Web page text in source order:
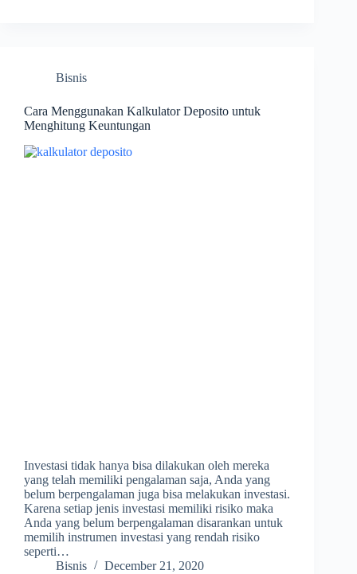
Bisnis
Cara Menggunakan Kalkulator Deposito untuk
Menghitung Keuntungan
Investasi tidak hanya bisa dilakukan oleh mereka
yang telah memiliki pengalaman saja, Anda yang
belum berpengalaman juga bisa melakukan investasi.
Karena setiap jenis investasi memiliki risiko maka
Anda yang belum berpengalaman disarankan untuk
memilih instrumen investasi yang rendah risiko
seperti…
Bisnis
December 21, 2020